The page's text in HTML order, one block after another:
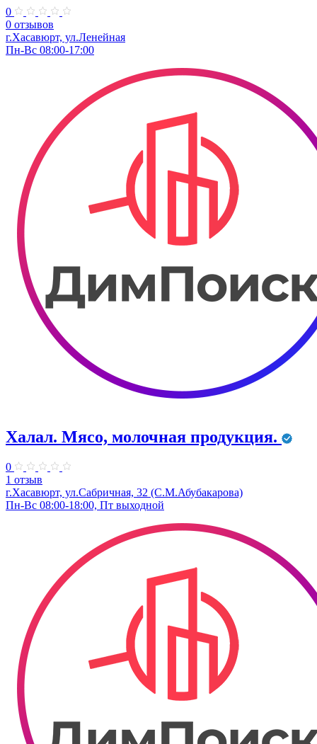
0
0 отзывов
г.Хасавюрт, ул.Ленейная
Пн-Вс 08:00-17:00
Халал. Мясо, молочная продукция.
0
1 отзыв
г.Хасавюрт, ул.Сабричная, 32 (С.М.Абубакарова)
Пн-Вс 08:00-18:00, Пт выходной